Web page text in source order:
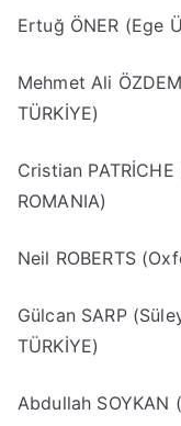
Ertuğ ÖNER (Ege
Mehmet Ali
TÜRKİYE)
Cristian
ROMANIA)
Neil ROBERTS
Gülcan SARP
TÜRKİYE)
Abdullah SOYKAN